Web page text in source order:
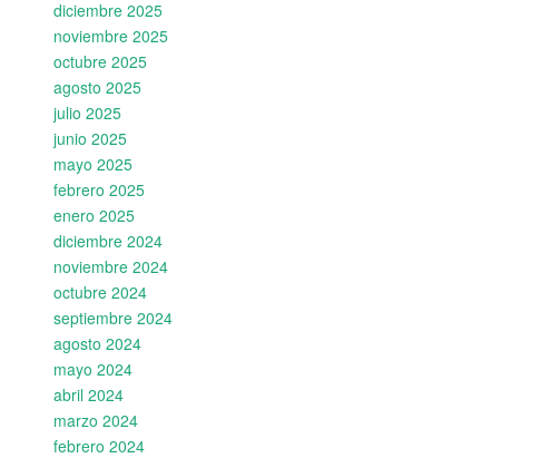
diciembre 2025
noviembre 2025
octubre 2025
agosto 2025
julio 2025
junio 2025
mayo 2025
febrero 2025
enero 2025
diciembre 2024
noviembre 2024
octubre 2024
septiembre 2024
agosto 2024
mayo 2024
abril 2024
marzo 2024
febrero 2024